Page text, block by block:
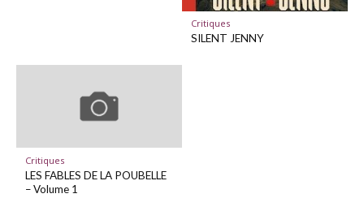
Critiques
SILENT JENNY
Critiques
LES FABLES DE LA POUBELLE
– Volume 1